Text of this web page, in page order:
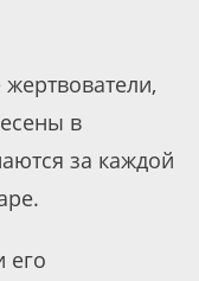
в
за каждой
его